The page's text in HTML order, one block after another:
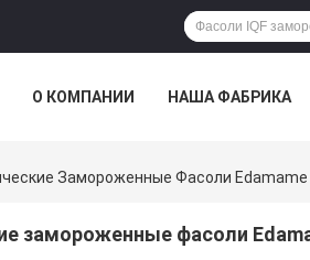
О КОМПАНИИ НАША ФАБРИКА
Замороженные Фасоли
замороженные фасоли